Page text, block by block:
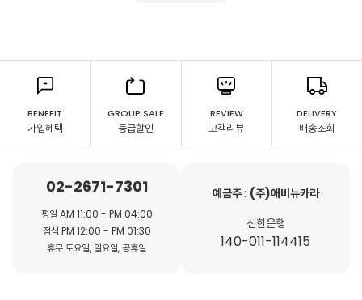
BENEFIT
가입혜택
GROUP SALE
등급할인
REVIEW
고객리뷰
DELIVERY
배송조회
02-2671-7301
평일 AM 11:00 - PM 04:00
점심 PM 12:00 - PM 01:30
휴무 토요일, 일요일, 공휴일
예금주 : (주)애비뉴카라
신한은행
140-011-114415